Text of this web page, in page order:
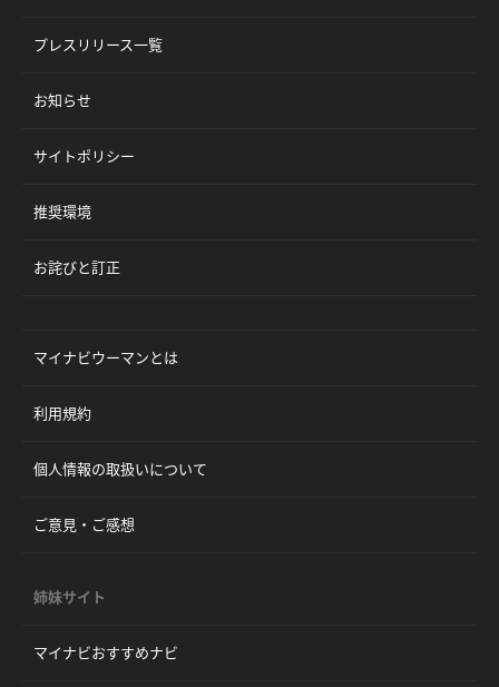
プレスリリース一覧
お知らせ
サイトポリシー
推奨環境
お詫びと訂正
マイナビウーマンとは
利用規約
個人情報の取扱いについて
ご意見・ご感想
姉妹サイト
マイナビおすすめナビ